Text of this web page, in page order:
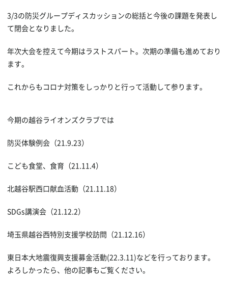
3/3の防災グループディスカッションの総括と今後の課題を発表し
て閉会となりました。
年次大会を控えて今期はラストスパート。次期の準備も進めており
ます。
これからもコロナ対策をしっかりと行って活動して参ります。
今期の越谷ライオンズクラブでは
防災体験例会（21.9.23）
こども食堂、食育（21.11.4）
北越谷駅西口献血活動（21.11.18）
SDGs講演会（21.12.2）
埼玉県越谷西特別支援学校訪問（21.12.16）
東日本大地震復興支援募金活動(22.3.11)などを行っております。
よろしかったら、他の記事もご覧ください。